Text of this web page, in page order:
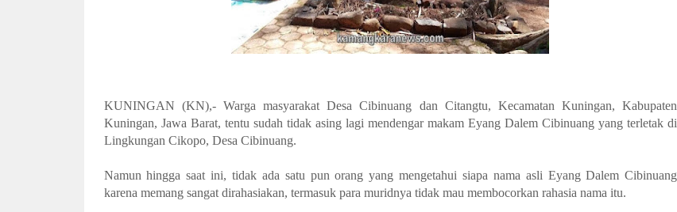
KUNINGAN (KN),- Warga masyarakat Desa Cibinuang dan Citangtu, Kecamatan Kuningan, Kabupaten
Kuningan, Jawa Barat, tentu sudah tidak asing lagi mendengar makam Eyang Dalem Cibinuang yang terletak di
Lingkungan Cikopo, Desa Cibinuang.
Namun hingga saat ini, tidak ada satu pun orang yang mengetahui siapa nama asli Eyang Dalem Cibinuang
karena memang sangat dirahasiakan, termasuk para muridnya tidak mau membocorkan rahasia nama itu.